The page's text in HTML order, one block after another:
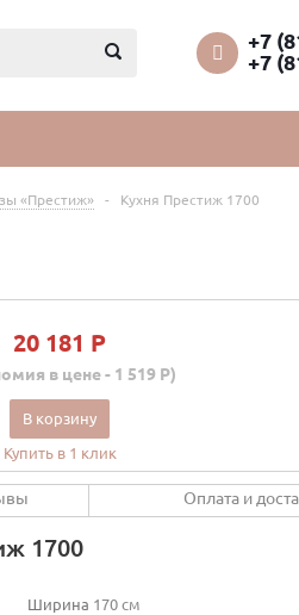
+7
+7
«Престиж» - Кухня Престиж 1700
20 181 P
в цене - 1 519 P)
В корзину
Купить в 1 клик
Оплата и
1700
Ширина 170 см